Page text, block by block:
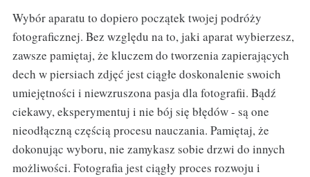
Wybór aparatu to dopiero początek twojej podróży
fotograficznej. Bez względu na to, jaki aparat wybierzesz,
zawsze pamiętaj, że kluczem do tworzenia zapierających
dech w piersiach zdjęć jest ciągłe doskonalenie swoich
umiejętności i niewzruszona pasja dla fotografii. Bądź
ciekawy, eksperymentuj i nie bój się błędów - są one
nieodłączną częścią procesu nauczania. Pamiętaj, że
dokonując wyboru, nie zamykasz sobie drzwi do innych
możliwości. Fotografia jest ciągły proces rozwoju i